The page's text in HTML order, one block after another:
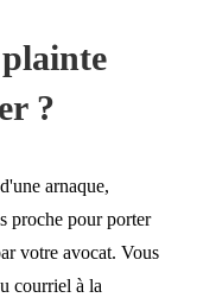
?
arnaque,
proche pour porter
votre avocat. Vous
courriel à la